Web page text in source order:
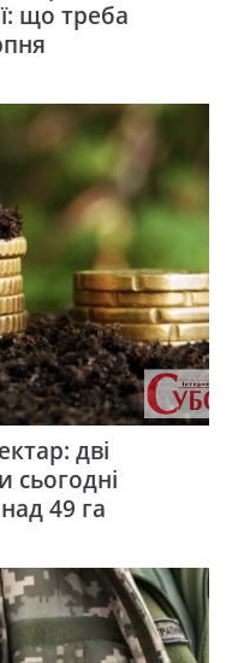
що треба
дві
49 га